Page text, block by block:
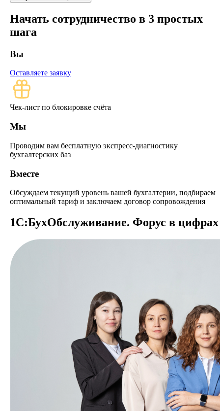
Начать сотрудничество в 3 простых
шага
Вы
Оставляете заявку
Чек-лист по блокировке счёта
Мы
Проводим вам бесплатную экспресс-диагностику
бухгалтерских баз
Вместе
Обсуждаем текущий уровень вашей бухгалтерии, подбираем
оптимальный тариф и заключаем договор сопровождения
1С:БухОбслужи­вание. Форус в цифрах